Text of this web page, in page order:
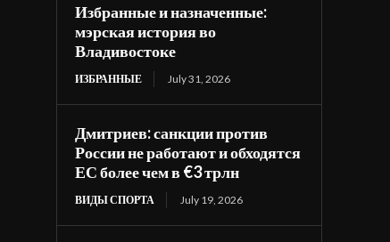
Избранные и назначенные:
мэрская история во
Владивостоке
ИЗБРАННЫЕ July 31, 2026
Дмитриев: санкции против
России не работают и обходятся
ЕС более чем в €3 трлн
ВИДЫ СПОРТА July 19, 2026